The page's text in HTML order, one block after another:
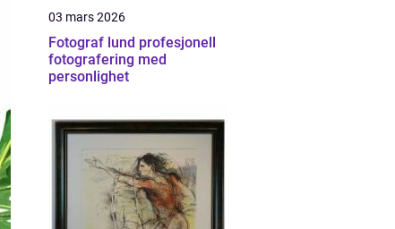
03 mars 2026
Fotograf lund profesjonell
fotografering med
personlighet